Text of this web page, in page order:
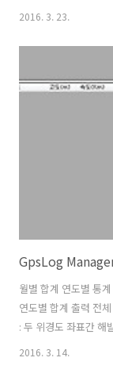
연도별 통계는 기존에
는 GPS 로그 데이터
기와 동일하다 연도-
2016. 3. 23.
GpsLog
월별 합계 연도별 통
연도별 합계 출력 전
: 두 위경도 좌표간 해
표간 해발 고도 낮이
2016. 3. 14.